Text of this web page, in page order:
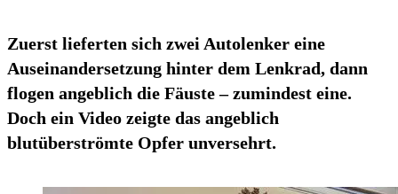
Zuerst lieferten sich zwei Autolenker eine
Auseinandersetzung hinter dem Lenkrad, dann
flogen angeblich die Fäuste – zumindest eine.
Doch ein Video zeigte das angeblich
blutüberströmte Opfer unversehrt.